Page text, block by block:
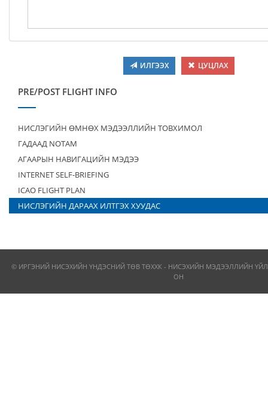
ИЛГЭЭХ ЦУЦЛАХ
PRE/POST FLIGHT INFO
НИСЛЭГИЙН ӨМНӨХ МЭДЭЭЛЛИЙН ТОВХИМОЛ
ГАДААД NOTAM
АГААРЫН НАВИГАЦИЙН МЭДЭЭ
INTERNET SELF-BRIEFING
ICAO FLIGHT PLAN
НИСЛЭГИЙН ДАРААХ ИЛТГЭХ ХУУДАС
© ИРГЭНИЙ НИСЭХИЙН ҮНДЭСНИЙ ТӨВ ТӨХХК - НИСЭХИЙН МЭДЭЭЛЛИЙН
ОН